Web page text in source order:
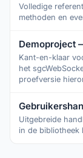
Volledige
methoden en
Demoproject
Kant-en-klaar
het
proefversie
Uitgebreide
in de bibliotheek